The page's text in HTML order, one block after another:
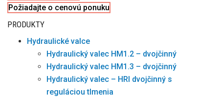
Požiadajte o cenovú ponuku
PRODUKTY
Hydraulické valce
Hydraulický valec HM1.2 – dvojčinný
Hydraulický valec HM1.3 – dvojčinný
Hydraulický valec – HRI dvojčinný s
reguláciou tlmenia